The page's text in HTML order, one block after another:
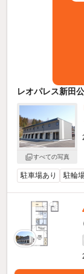
レオパレス新田
すべての写真
駐車場あり 駐輪